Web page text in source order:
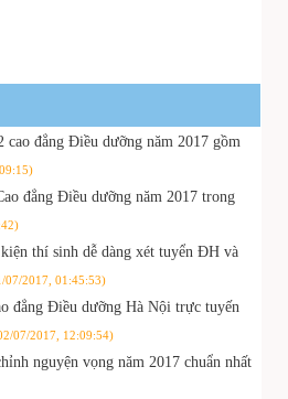
cao đẳng Điều dưỡng năm 2017 gồm
đẳng Điều dưỡng năm 2017 trong
thí sinh dễ dàng xét tuyển ĐH và
07/2017, 01:45:53)
đẳng Điều dưỡng Hà Nội trực tuyến
07/2017, 12:09:54)
nguyện vọng năm 2017 chuẩn nhất